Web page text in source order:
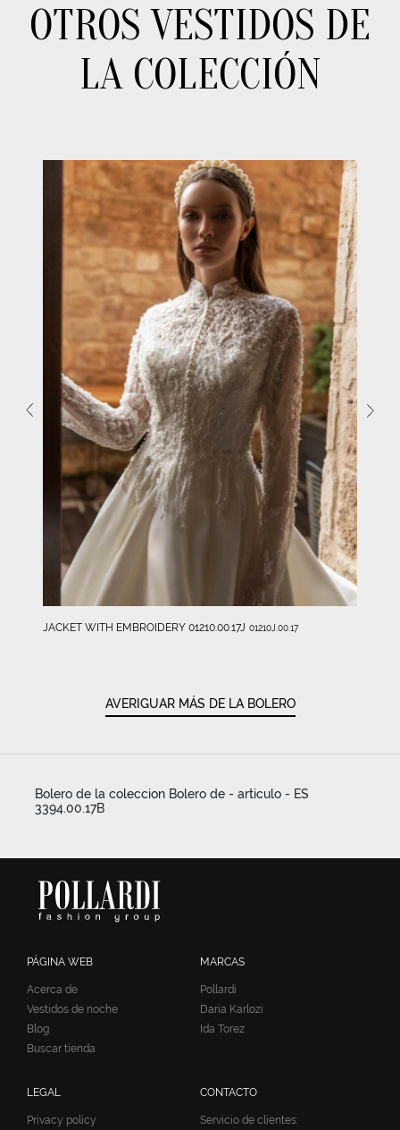
OTROS VESTIDOS DE
LA COLECCIÓN
JACKET WITH EMBROIDERY 01210.00.17J 01210J.00.17
AVERIGUAR MÁS DE LA BOLERO
Bolero de la coleccion Bolero de - articulo - ES
3394.00.17B
PÁGINA WEB
Acerca de
Vestidos de noche
Blog
Buscar tienda
MARCAS
Pollardi
Daria Karlozi
Ida Torez
LEGAL
Privacy policy
CONTACTO
Servicio de clientes: